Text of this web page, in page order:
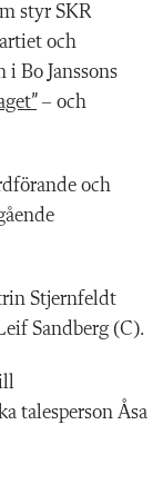
styr SKR
och
i Bo Janssons
– och
och
Stjernfeldt
Sandberg (C).
talesperson Åsa